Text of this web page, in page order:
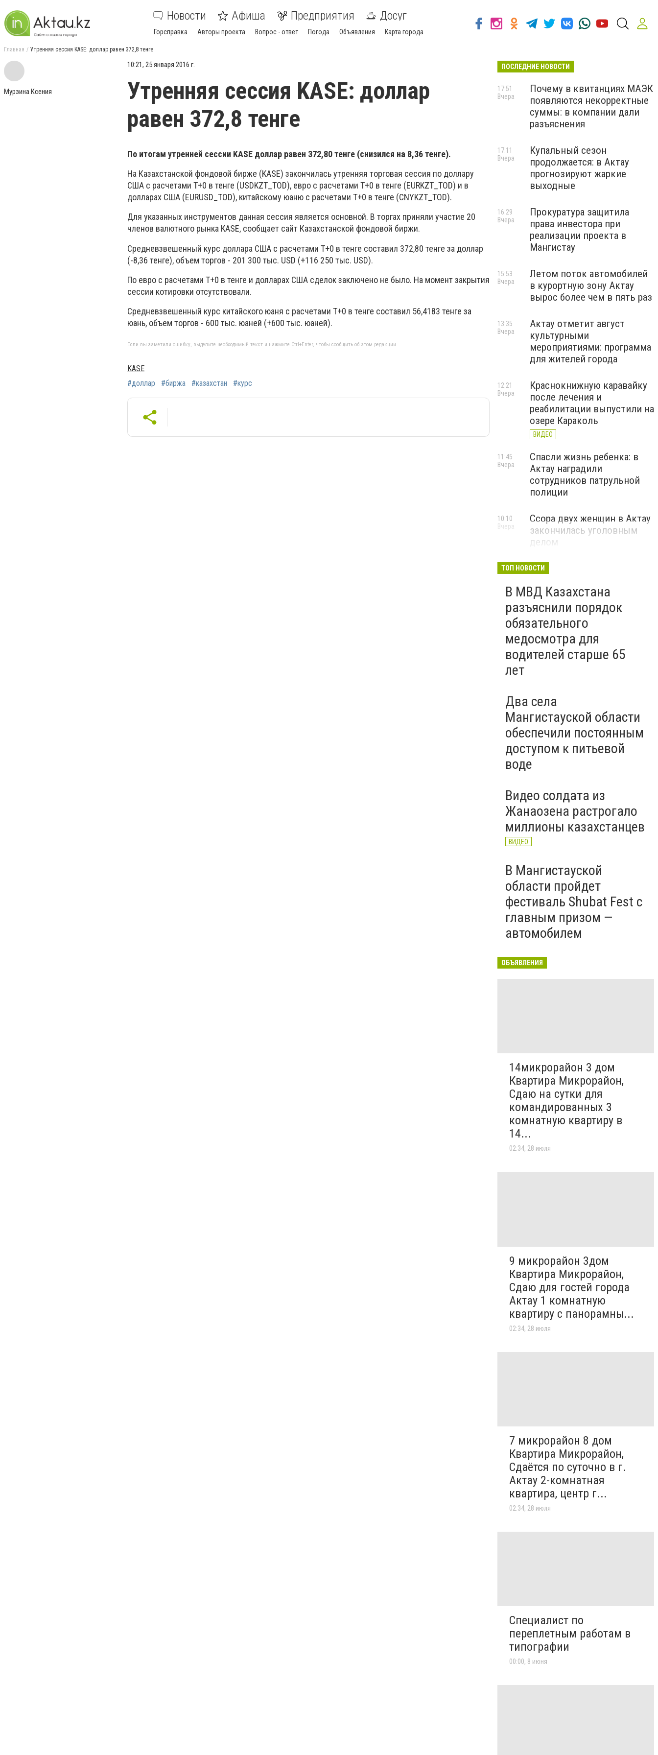
Новости Афиша Предприятия Досуг
Горсправка Авторы проекта Вопрос - ответ Погода Объявления Карта города
Главная Утренняя сессия KASE: доллар равен 372,8 тенге
Мурзина Ксения
10:21, 25 января 2016 г.
Утренняя сессия KASE: доллар
равен 372,8 тенге
По итогам утренней сессии KASE доллар равен 372,80 тенге (снизился на 8,36 тенге).
На Казахстанской фондовой бирже (KASE) закончилась утренняя торговая сессия по доллару
США с расчетами Т+0 в тенге (USDKZT_TOD), евро с расчетами T+0 в тенге (EURKZT_TOD) и в
долларах США (EURUSD_TOD), китайскому юаню с расчетами T+0 в тенге (CNYKZT_TOD).
Для указанных инструментов данная сессия является основной. В торгах приняли участие 20
членов валютного рынка KASE, сообщает сайт Казахстанской фондовой биржи.
Средневзвешенный курс доллара США с расчетами T+0 в тенге составил 372,80 тенге за доллар
(-8,36 тенге), объем торгов - 201 300 тыс. USD (+116 250 тыс. USD).
По евро с расчетами T+0 в тенге и долларах США сделок заключено не было. На момент закрытия
сессии котировки отсутствовали.
Средневзвешенный курс китайского юаня с расчетами T+0 в тенге составил 56,4183 тенге за
юань, объем торгов - 600 тыс. юаней (+600 тыс. юаней).
Если вы заметили ошибку, выделите необходимый текст и нажмите Ctrl+Enter, чтобы сообщить об этом редакции
KASE
#доллар
#биржа #казахстан #курс
ПОСЛЕДНИЕ НОВОСТИ
Почему в квитанциях МАЭК
появляются некорректные
суммы: в компании дали
разъяснения
17:51
Вчера
Купальный сезон
продолжается: в Актау
прогнозируют жаркие
выходные
17:11
Вчера
Прокуратура защитила
права инвестора при
реализации проекта в
Мангистау
16:29
Вчера
Летом поток автомобилей
в курортную зону Актау
вырос более чем в пять раз
15:53
Вчера
Актау отметит август
культурными
мероприятиями: программа
для жителей города
13:35
Вчера
Краснокнижную каравайку
после лечения и
реабилитации выпустили на
озере Караколь
ВИДЕО
12:21
Вчера
Спасли жизнь ребенка: в
Актау наградили
сотрудников патрульной
полиции
11:45
Вчера
Ссора двух женщин в Актау
закончилась уголовным
делом
10:10
Вчера
ТОП НОВОСТИ
В МВД Казахстана
разъяснили порядок
обязательного
медосмотра для
водителей старше 65
лет
Два села
Мангистауской области
обеспечили постоянным
доступом к питьевой
воде
Видео солдата из
Жанаозена растрогало
миллионы казахстанцев
ВИДЕО
В Мангистауской
области пройдет
фестиваль Shubat Fest с
главным призом —
автомобилем
ОБЪЯВЛЕНИЯ
14микрорайон 3 дом
Квартира Микрорайон,
Сдаю на сутки для
командированных 3
комнатную квартиру в
14...
02:34, 28 июля
9 микрорайон 3дом
Квартира Микрорайон,
Сдаю для гостей города
Актау 1 комнатную
квартиру с панорамны...
02:34, 28 июля
7 микрорайон 8 дом
Квартира Микрорайон,
Сдаётся по суточно в г.
Актау 2-комнатная
квартира, центр г...
02:34, 28 июля
Специалист по
переплетным работам в
типографии
00:00, 8 июня